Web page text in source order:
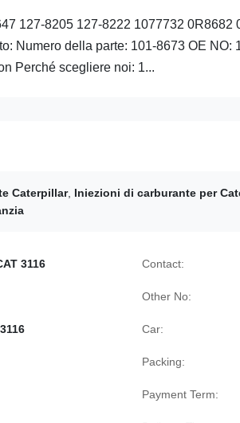
127-8205 127-8222 1077732
Numero della parte: 101-8673 OE
Perché scegliere noi: 1...
Caterpillar, Iniezioni di carburante per
3116 Contact:
Other No:
Car:
Packing:
Payment Term: